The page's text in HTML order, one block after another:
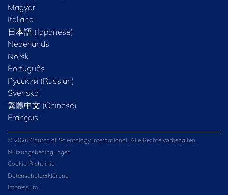
Magyar
Italiano
日本語 (Japanese)
Nederlands
Norsk
Português
Русский (Russian)
Svenska
繁體中文 (Chinese)
Français
© 2026 Church of Scientology International. Alle Rechte vorbehalten.
Nutzungsbedingungen
Cookie-Richtlinie
Datenschutzerklärung
Impressum